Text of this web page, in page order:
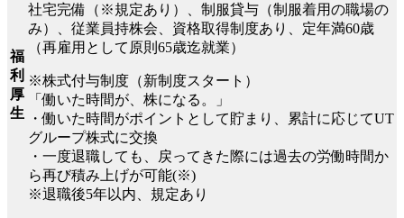
福
利
厚
生
社宅完備（※規定あり）、制服貸与（制服着用の職場の
み）、従業員持株会、資格取得制度あり、定年満60歳
（再雇用として原則65歳迄就業）
※株式付与制度（新制度スタート）
「働いた時間が、株になる。」
・働いた時間がポイントとして貯まり、累計に応じてUT
グループ株式に交換
・一度退職しても、戻ってきた際には過去の労働時間か
ら再び積み上げが可能(※)
※退職後5年以内、規定あり